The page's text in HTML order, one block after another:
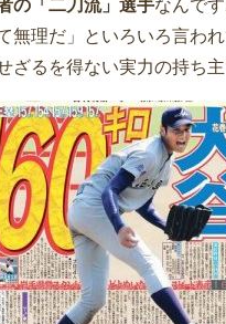
の「二刀流」選手なんです
無理だ」といろいろ言わ
るを得ない実力の持ち主